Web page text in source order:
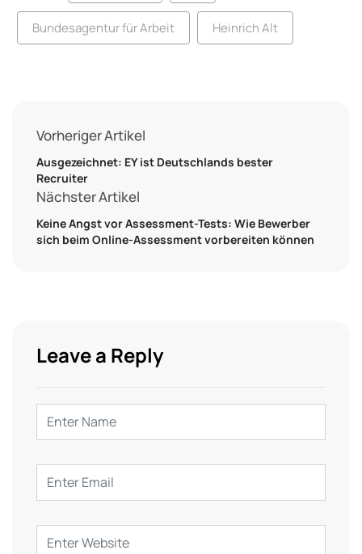
Bundesagentur für Arbeit Heinrich Alt
Vorheriger Artikel
Ausgezeichnet: EY ist Deutschlands bester
Recruiter
Nächster Artikel
Keine Angst vor Assessment-Tests: Wie Bewerber
sich beim Online-Assessment vorbereiten können
Leave a Reply